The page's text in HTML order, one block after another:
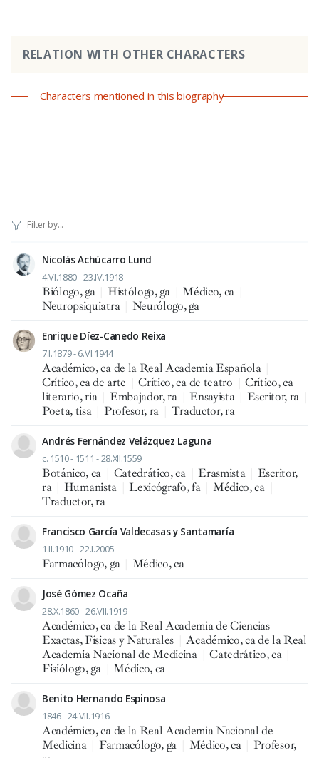
RELATION WITH OTHER CHARACTERS
Characters mentioned in this biography
Nicolás Achúcarro Lund
4.VI.1880 - 23.IV.1918
Biólogo, ga Histólogo, ga Médico, ca
Neuropsiquiatra
Neurólogo, ga
Enrique Díez-Canedo Reixa
7.I.1879 - 6.VI.1944
Académico, ca de la Real Academia Española
Crítico, ca de arte
Crítico, ca de teatro
Crítico, ca
literario, ria
Embajador, ra Ensayista Escritor, ra
Poeta, tisa
Profesor, ra Traductor, ra
Andrés Fernández Velázquez Laguna
c. 1510 - 1511 - 28.XII.1559
Botánico, ca Catedrático, ca Erasmista
Escritor,
ra
Humanista Lexicógrafo, fa Médico, ca
Traductor, ra
Francisco García Valdecasas y Santamaría
1.II.1910 - 22.I.2005
Farmacólogo, ga Médico, ca
José Gómez Ocaña
28.X.1860 - 26.VII.1919
Académico, ca de la Real Academia de Ciencias
Exactas, Físicas y Naturales
Académico, ca de la Real
Academia Nacional de Medicina
Catedrático, ca
Fisiólogo, ga
Médico, ca
Benito Hernando Espinosa
1846 - 24.VII.1916
Académico, ca de la Real Academia Nacional de
Medicina
Farmacólogo, ga Médico, ca
Profesor,